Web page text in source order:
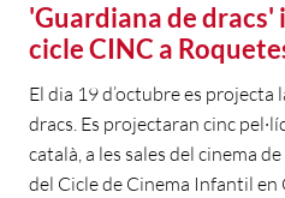
'Guardiana de dracs'
cicle CINC a
El dia 19 d’octubre es projecta
dracs. Es projectaran cinc
català, a les sales del cinema
del Cicle de Cinema Infantil en